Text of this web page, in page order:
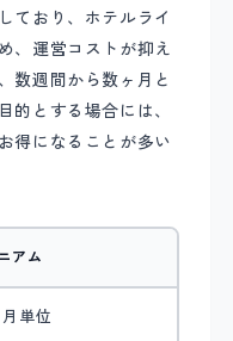
ており、ホテルライ
、運営コストが抑え
数週間から数ヶ月と
的とする場合には、
得になることが多い
アム
単位